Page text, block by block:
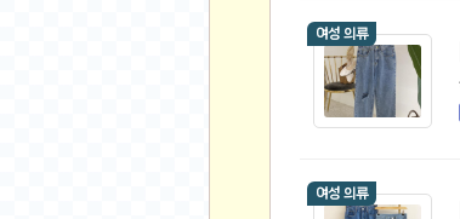
비트소닉(Bitsonic)
후오비(Huobi)
지렁이 게임
커뮤니티
여성 의류
여성 의류